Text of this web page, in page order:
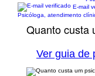
E-mail
Psicóloga, atendimento
Quanto custa
Ver guia de